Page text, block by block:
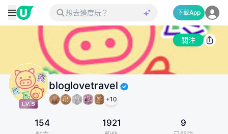
下載App
關注
bloglovetravel
+10
154 1921 9